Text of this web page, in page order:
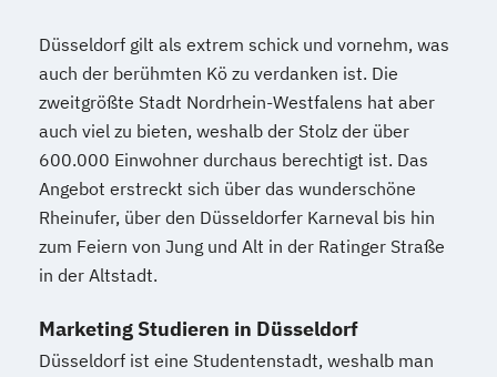
Düsseldorf gilt als extrem schick und vornehm, was
auch der berühmten Kö zu verdanken ist. Die
zweitgrößte Stadt Nordrhein-Westfalens hat aber
auch viel zu bieten, weshalb der Stolz der über
600.000 Einwohner durchaus berechtigt ist. Das
Angebot erstreckt sich über das wunderschöne
Rheinufer, über den Düsseldorfer Karneval bis hin
zum Feiern von Jung und Alt in der Ratinger Straße
in der Altstadt.
Marketing Studieren in Düsseldorf
Düsseldorf ist eine Studentenstadt, weshalb man